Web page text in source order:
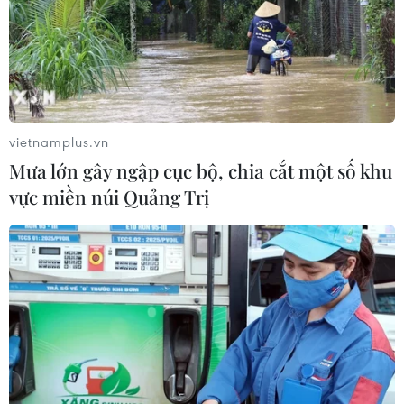
Quốc hội
07/08/2026 00:25
Mexico triển khai hàng nghìn binh sỹ
bảo vệ các vùng trồng bơ trọng điểm
07/08/2026 00:09
Mỹ: Lãi suất thế chấp tăng lên mức
cao nhất kể từ tháng Bảy năm ngoái
07/08/2026 00:05
Mỹ siết chặt quyền công dân theo nơi
sinh, mở rộng chống “du lịch sinh
vietnamplus.vn
Mưa lớn gây ngập cục bộ, chia cắt một số khu
vực miền núi Quảng Trị